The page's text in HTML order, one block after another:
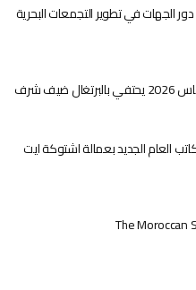
الجهات في تطوير التجمعات البحرية
شرف
العام الجديد بعمالة اشتوكة ايت
The Moroccan